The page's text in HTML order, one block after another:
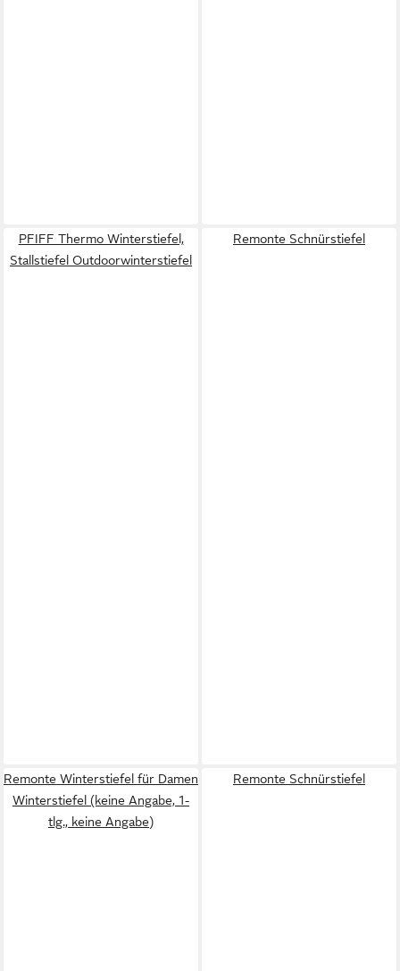
PFIFF Thermo Winterstiefel,
Stallstiefel Outdoorwinterstiefel
Remonte Schnürstiefel
Remonte Winterstiefel für Damen
Winterstiefel (keine Angabe, 1-
tlg., keine Angabe)
Remonte Schnürstiefel